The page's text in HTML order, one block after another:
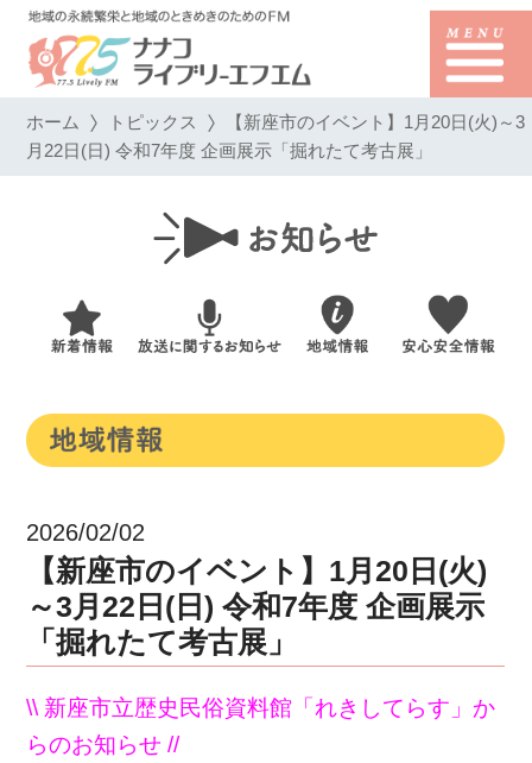
ホーム トピックス 【新座市のイベント】1月20日(火)～3
月22日(日) 令和7年度 企画展示「掘れたて考古展」
2026/02/02
【新座市のイベント】1月20日(火)
～3月22日(日) 令和7年度 企画展示
「掘れたて考古展」
\\ 新座市立歴史民俗資料館「れきしてらす」か
らのお知らせ //